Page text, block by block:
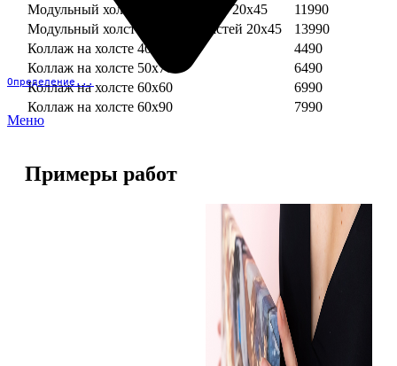
Определение...
Меню
Модульный холст из семи частей 20х45
11990
Модульный холст из восьми частей 20х45
13990
Коллаж на холсте 40х40
4490
Коллаж на холсте 50х70
6490
Коллаж на холсте 60х60
6990
Коллаж на холсте 60х90
7990
Примеры работ